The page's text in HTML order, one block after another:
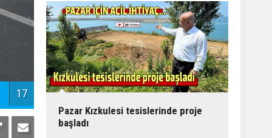
17
Pazar Kızkulesi tesislerinde proje
başladı